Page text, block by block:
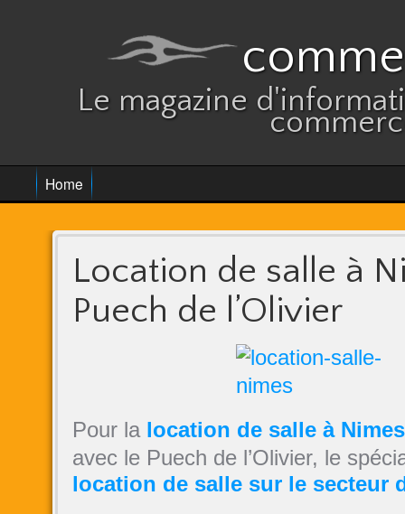
Le magazine
Home
Location de salle à
Puech de l’Olivier
Pour lalocation de salle à Nimes
avec le Puech de l’Olivier, le
location de salle sur le secteur